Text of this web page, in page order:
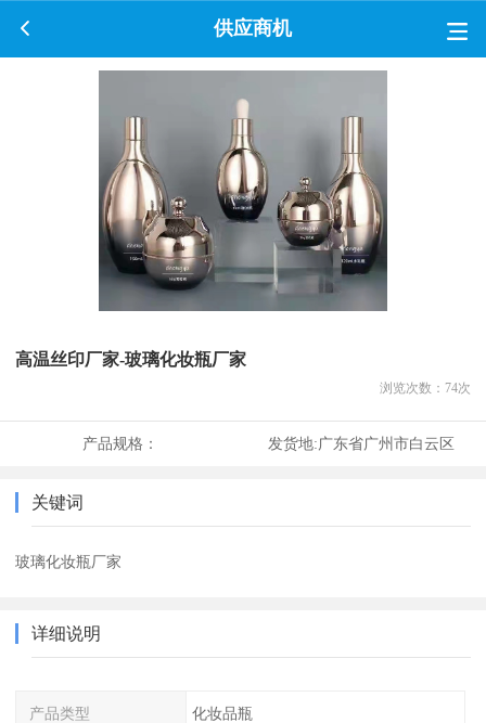
供应商机
高温丝印厂家-玻璃化妆瓶厂家
浏览次数： 74次
产品规格： 发货地:广东省广州市白云区
关键词
玻璃化妆瓶厂家
详细说明
产品类型 化妆品瓶